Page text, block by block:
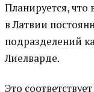
Планируется,
в Латвии
подразделений
Лиелварде.
Это